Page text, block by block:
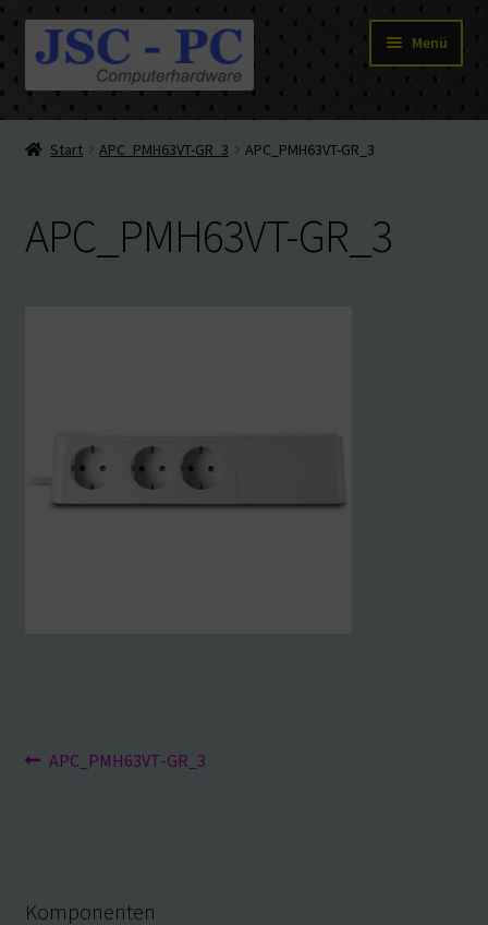
Zur
Navigation
springen
Zum
Inhalt
springen
Menü
Hardware
Staubschutz
Start APC_PMH63VT-GR_3 APC_PMH63VT-GR_3
APC_PMH63VT-GR_3
Beitragsnavigation
Vorheriger
APC_PMH63VT-GR_3
Komponenten